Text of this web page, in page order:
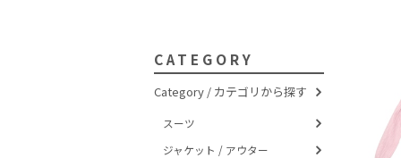
CATEGORY
Category / カテゴリから探す
スーツ
ジャケット / アウター